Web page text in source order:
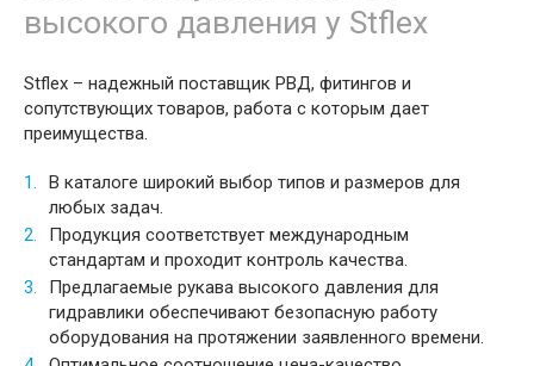
высокого давления у Stflex
Stflex – надежный поставщик РВД, фитингов и
сопутствующих товаров, работа с которым дает
преимущества.
В каталоге широкий выбор типов и размеров для
любых задач.
Продукция соответствует международным
стандартам и проходит контроль качества.
Предлагаемые рукава высокого давления для
гидравлики обеспечивают безопасную работу
оборудования на протяжении заявленного времени.